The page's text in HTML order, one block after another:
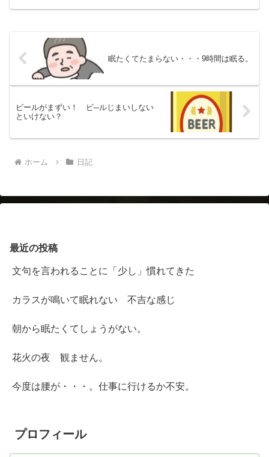
温が夜も25℃あります。暑いというよ
眠たくてたまらない・・・9時間は眠る。
ビールがまずい！ ビ─ルじまいしない
といけない？
ホーム 日記
最近の投稿
文句を言われることに「少し」慣れてきた
カラスが鳴いて眠れない 不吉な感じ
朝から眠たくてしょうがない。
花火の夜 観ません。
今度は腰が・・・。仕事に行けるか不安。
プロフィール